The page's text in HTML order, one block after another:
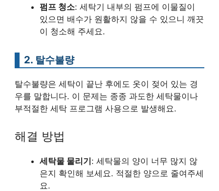
펌프 청소: 세탁기 내부의 펌프에 이물질이
있으면 배수가 원활하지 않을 수 있으니 깨끗
이 청소해 주세요.
2. 탈수불량
탈수불량은 세탁이 끝난 후에도 옷이 젖어 있는 경
우를 말합니다. 이 문제는 종종 과도한 세탁물이나
부적절한 세탁 프로그램 사용으로 발생해요.
해결 방법
세탁물 물리기: 세탁물의 양이 너무 많지 않
은지 확인해 보세요. 적절한 양으로 줄여주세
요.